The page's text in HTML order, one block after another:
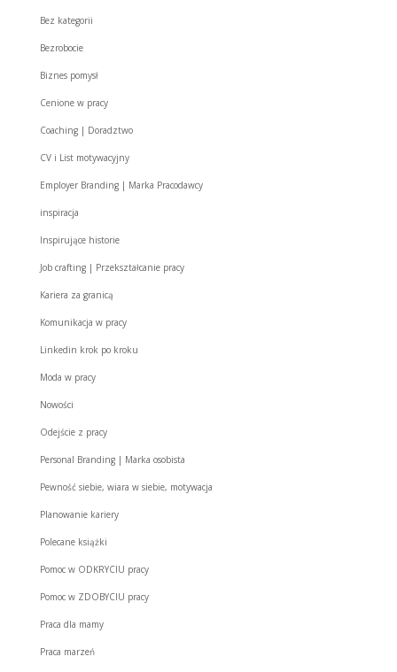
Bez kategorii
Bezrobocie
Biznes pomysł
Cenione w pracy
Coaching | Doradztwo
CV i List motywacyjny
Employer Branding | Marka Pracodawcy
inspiracja
Inspirujące historie
Job crafting | Przekształcanie pracy
Kariera za granicą
Komunikacja w pracy
Linkedin krok po kroku
Moda w pracy
Nowości
Odejście z pracy
Personal Branding | Marka osobista
Pewność siebie, wiara w siebie, motywacja
Planowanie kariery
Polecane książki
Pomoc w ODKRYCIU pracy
Pomoc w ZDOBYCIU pracy
Praca dla mamy
Praca marzeń